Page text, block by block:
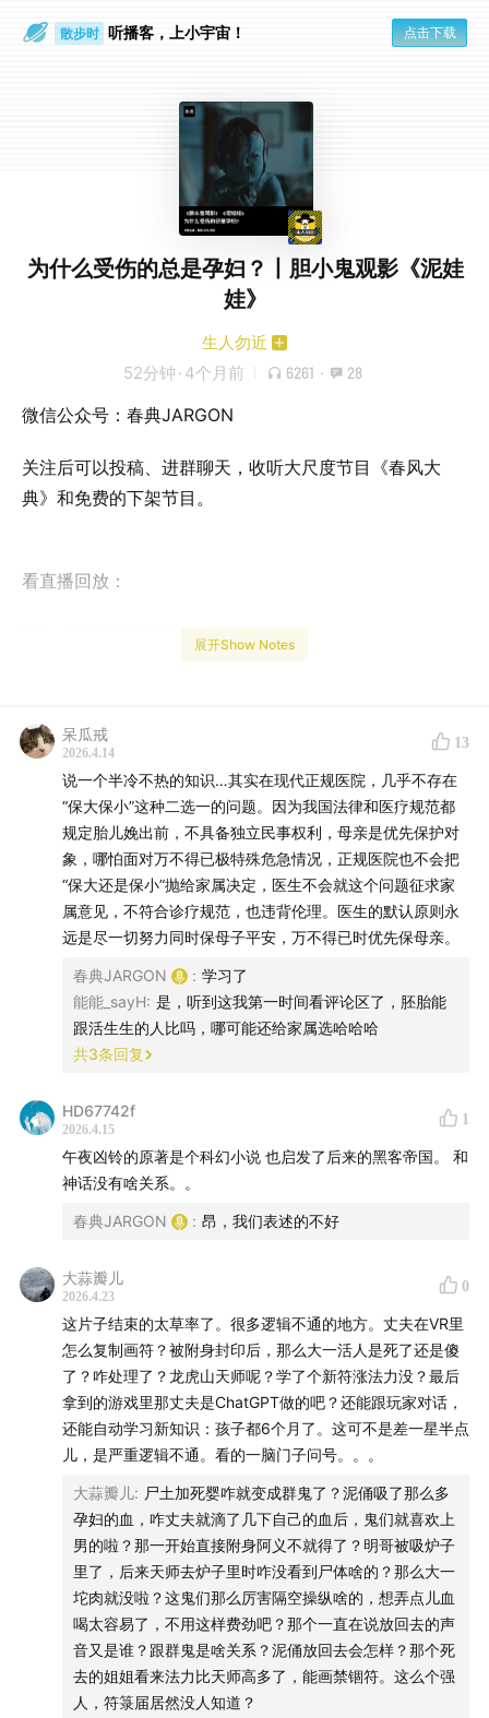
散步时 听播客，上小宇宙！ 点击下载
为什么受伤的总是孕妇？丨胆小鬼观影《泥娃
娃》
生人勿近
52分钟 · 4个月前 6261 · 28
微信公众号：春典JARGON
关注后可以投稿、进群聊天，收听大尺度节目《春风大
典》和免费的下架节目。
看直播回放：
小红书：春典JARGON
展开Show Notes
呆瓜戒
2026.4.14
13
说一个半冷不热的知识…其实在现代正规医院，几乎不存在
“保大保小”这种二选一的问题。因为我国法律和医疗规范都
规定胎儿娩出前，不具备独立民事权利，母亲是优先保护对
象，哪怕面对万不得已极特殊危急情况，正规医院也不会把
“保大还是保小”抛给家属决定，医生不会就这个问题征求家
属意见，不符合诊疗规范，也违背伦理。医生的默认原则永
远是尽一切努力同时保母子平安，万不得已时优先保母亲。
春典JARGON : 学习了
能能_sayH: 是，听到这我第一时间看评论区了，胚胎能
跟活生生的人比吗，哪可能还给家属选哈哈哈
共3条回复
HD67742f
2026.4.15
1
午夜凶铃的原著是个科幻小说 也启发了后来的黑客帝国。 和
神话没有啥关系。。
春典JARGON : 昂，我们表述的不好
大蒜瓣儿
2026.4.23
0
这片子结束的太草率了。很多逻辑不通的地方。丈夫在VR里
怎么复制画符？被附身封印后，那么大一活人是死了还是傻
了？咋处理了？龙虎山天师呢？学了个新符涨法力没？最后
拿到的游戏里那丈夫是ChatGPT做的吧？还能跟玩家对话，
还能自动学习新知识：孩子都6个月了。这可不是差一星半点
儿，是严重逻辑不通。看的一脑门子问号。。。
大蒜瓣儿: 尸土加死婴咋就变成群鬼了？泥俑吸了那么多
孕妇的血，咋丈夫就滴了几下自己的血后，鬼们就喜欢上
男的啦？那一开始直接附身阿义不就得了？明哥被吸炉子
里了，后来天师去炉子里时咋没看到尸体啥的？那么大一
坨肉就没啦？这鬼们那么厉害隔空操纵啥的，想弄点儿血
喝太容易了，不用这样费劲吧？那个一直在说放回去的声
音又是谁？跟群鬼是啥关系？泥俑放回去会怎样？那个死
去的姐姐看来法力比天师高多了，能画禁锢符。这么个强
人，符箓届居然没人知道？